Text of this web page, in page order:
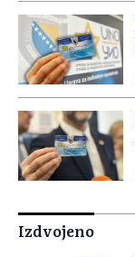
Izdvojeno